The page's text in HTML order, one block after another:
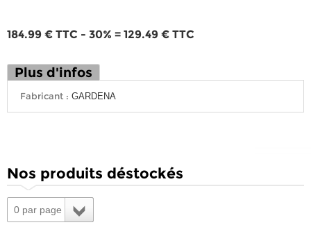
184.99 € TTC - 30% = 129.49 € TTC
Plus d'infos
Fabricant : GARDENA
Nos produits déstockés
0 par page